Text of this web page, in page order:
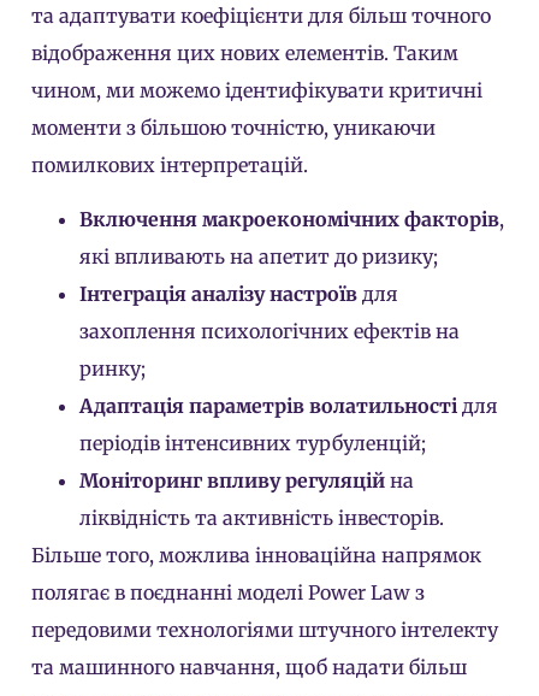
та адаптувати коефіцієнти для більш точного
відображення цих нових елементів. Таким
чином, ми можемо ідентифікувати критичні
моменти з більшою точністю, уникаючи
помилкових інтерпретацій.
Включення макроекономічних факторів,
які впливають на апетит до ризику;
Інтеграція аналізу настроїв для
захоплення психологічних ефектів на
ринку;
Адаптація параметрів волатильності для
періодів інтенсивних турбуленцій;
Моніторинг впливу регуляцій на
ліквідність та активність інвесторів.
Більше того, можлива інноваційна напрямок
полягає в поєднанні моделі Power Law з
передовими технологіями штучного інтелекту
та машинного навчання, щоб надати більш